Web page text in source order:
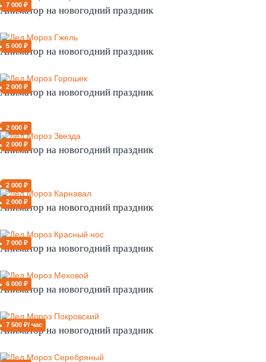
7 000 ₽
Аниматор на новогодний праздник
5 000 ₽
Аниматор на новогодний праздник
2 000 ₽
Аниматор на новогодний праздник
2 000 ₽
2 000 ₽
Аниматор на новогодний праздник
2 000 ₽
2 000 ₽
Аниматор на новогодний праздник
7 000 ₽
Аниматор на новогодний праздник
6 000 ₽
Аниматор на новогодний праздник
7 500 ₽/ час
Аниматор на новогодний праздник